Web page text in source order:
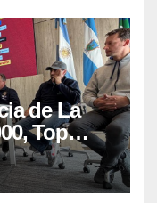
de La
Top
este fin